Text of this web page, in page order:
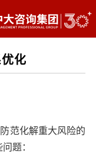
化
范化解重大风险的
题：